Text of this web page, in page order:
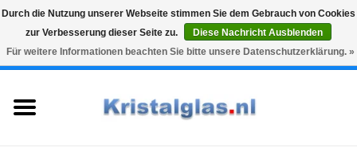
Snelle levering
Graveren
0 Artikel - €0,00
Durch die Nutzung unserer Webseite stimmen Sie dem Gebrauch von Cookies
zur Verbesserung dieser Seite zu.
Diese Nachricht Ausblenden
Für weitere Informationen beachten Sie bitte unsere Datenschutzerklärung. »